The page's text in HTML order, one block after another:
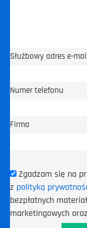
Służbowy adres e-
Numer telefonu
Firma
Zgadzam się na
z polityką
bezpłatnych
marketingowych